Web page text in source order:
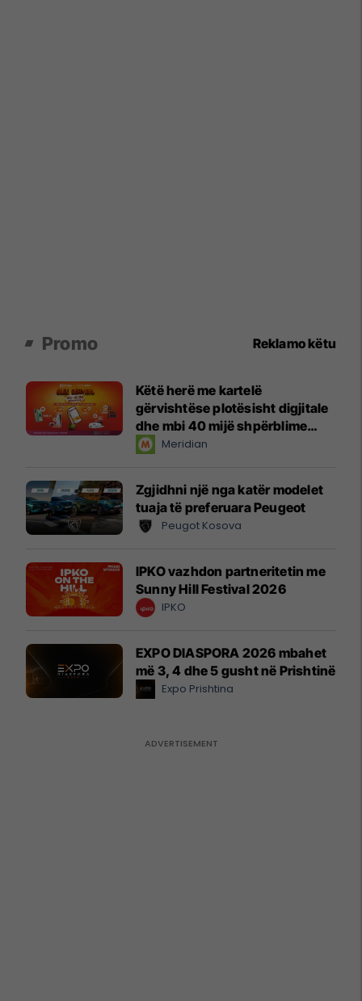
Promo Reklamo këtu
Këtë herë me kartelë
gërvishtëse plotësisht digjitale
dhe mbi 40 mijë shpërblime
instant!Meridian
Zgjidhni një nga katër modelet
tuaja të preferuara Peugeot
Peugot Kosova
IPKO vazhdon partneritetin me
Sunny Hill Festival 2026
IPKO
EXPO DIASPORA 2026 mbahet
më 3, 4 dhe 5 gusht në Prishtinë
Expo Prishtina